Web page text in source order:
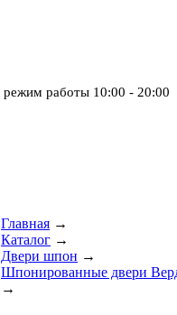
режим работы 10:00 - 20:00
Главная →
Каталог →
Двери шпон →
Шпонированные двери
→